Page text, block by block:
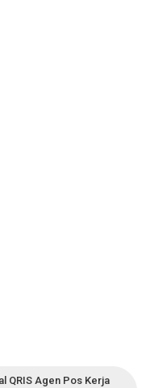
QRIS Agen Pos Kerja